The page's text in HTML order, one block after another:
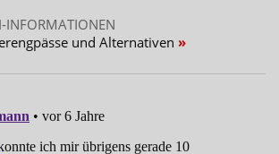
INFORMATIONEN
und Alternativen